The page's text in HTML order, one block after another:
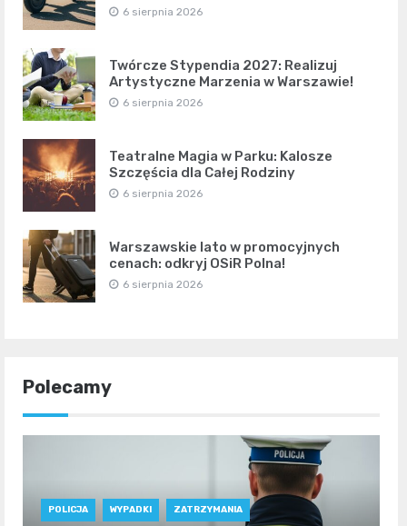
6 sierpnia 2026
Twórcze Stypendia 2027: Realizuj
Artystyczne Marzenia w Warszawie!
6 sierpnia 2026
Teatralne Magia w Parku: Kalosze
Szczęścia dla Całej Rodziny
6 sierpnia 2026
Warszawskie lato w promocyjnych
cenach: odkryj OSiR Polna!
6 sierpnia 2026
Polecamy
POLICJA WYPADKI ZATRZYMANIA